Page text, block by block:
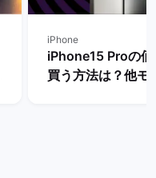
iPhone
iPhone15 Proの
買う方法は？他モ